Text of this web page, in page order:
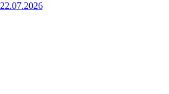
22.07.2026